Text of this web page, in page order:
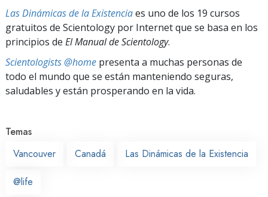
Las Dinámicas de la Existenciaes uno de los 19 cursos
gratuitos de Scientology por Internet que se basa en los
principios de El Manual de Scientology.
Scientologists @home presenta a muchas personas de
todo el mundo que se están manteniendo seguras,
saludables y están prosperando en la vida.
Temas
Vancouver
Canadá Las Dinámicas de la Existencia
@life